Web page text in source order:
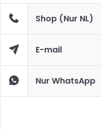
Shop (Nur NL)
E-mail
Nur WhatsApp